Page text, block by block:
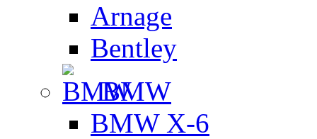
Arnage
Bentley
BMW
BMW X-6